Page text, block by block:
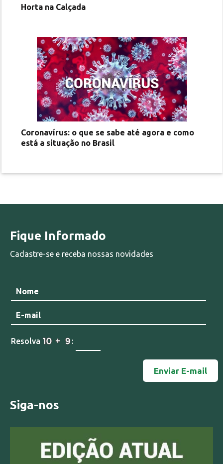
Horta na Calçada
Coronavírus: o que se sabe até agora e como
está a situação no Brasil
Fique Informado
Cadastre-se e receba nossas novidades
Resolva :
Siga-nos